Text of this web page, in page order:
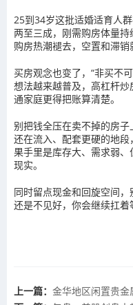
25到34岁这批适婚适育人
两至三成，刚需购房体量
购房热潮褪去，空置和滞销
买房观念也变了，“非买不
想法越来越普及，高杠杆
通家庭更得把账算清楚。
别把钱全压在卖不掉的房
还在流入、配套更硬的地
果手里是库存大、需求弱
现实。
同时留点现金和回旋空间
还是不见好，你会继续扛着
上一篇： 金华地区闲置贵